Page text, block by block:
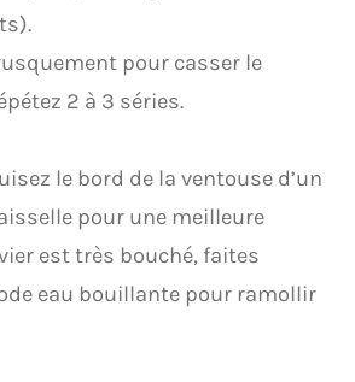
pour casser le
2 à 3 séries.
le bord de la ventouse d’un
pour une meilleure
est très bouché, faites
eau bouillante pour ramollir